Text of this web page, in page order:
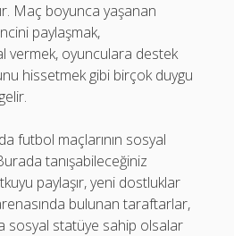
Maç boyunca yaşanan
paylaşmak,
vermek, oyunculara destek
hissetmek gibi birçok duygu
futbol maçlarının sosyal
tanışabileceğiniz
paylaşır, yeni dostluklar
bulunan taraftarlar,
sosyal statüye sahip olsalar